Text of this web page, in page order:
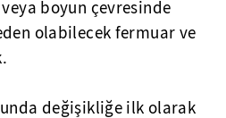
veya boyun çevresinde
olabilecek fermuar ve
değişikliğe ilk olarak